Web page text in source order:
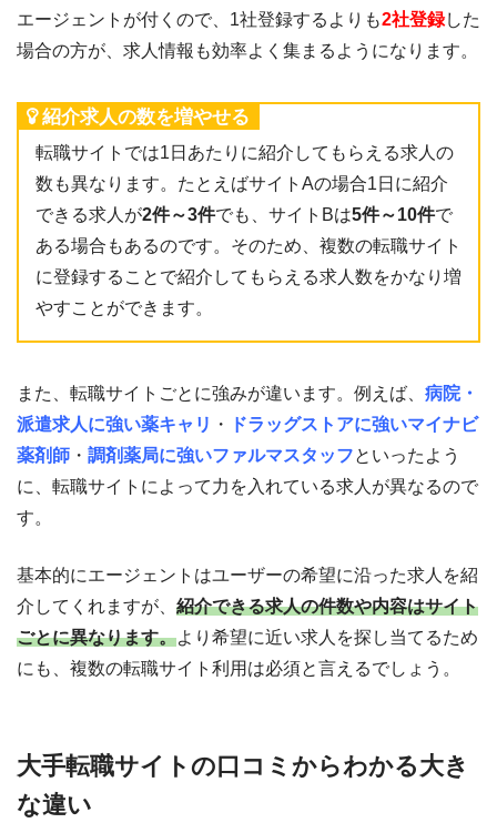
エージェントが付くので、1社登録するよりも2社登録した
場合の方が、求人情報も効率よく集まるようになります。
紹介求人の数を増やせる
転職サイトでは1日あたりに紹介してもらえる求人の
数も異なります。たとえばサイトAの場合1日に紹介
できる求人が2件～3件でも、サイトBは5件～10件で
ある場合もあるのです。そのため、複数の転職サイト
に登録することで紹介してもらえる求人数をかなり増
やすことができます。
また、転職サイトごとに強みが違います。例えば、 病院・
派遣求人に強い薬キャリ ・
ドラッグストアに強いマイナビ
薬剤師 ・ 調剤薬局に強いファルマスタッフといったよう
に、転職サイトによって力を入れている求人が異なるので
す。
基本的にエージェントはユーザーの希望に沿った求人を紹
介してくれますが、 紹介できる求人の件数や内容はサイト
ごとに異なります。より希望に近い求人を探し当てるため
にも、複数の転職サイト利用は必須と言えるでしょう。
大手転職サイトの口コミからわかる大き
な違い